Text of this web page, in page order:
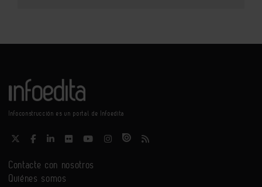
Infoconstrucción es un portal de Infoedita
Contacte con nosotros
Quiénes somos